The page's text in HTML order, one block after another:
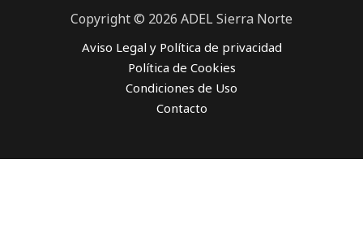
Copyright © 2026 ADEL Sierra Norte
Aviso Legal y Política de privacidad
Política de Cookies
Condiciones de Uso
Contacto